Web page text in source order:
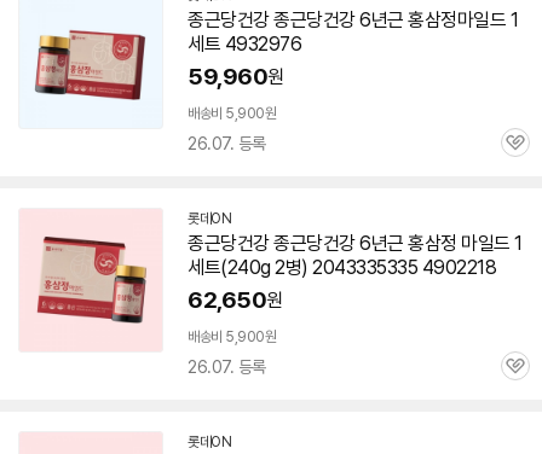
종근당건강 종근당건강6년근 홍삼정마일드 1
세트 4932976
59,960원
배송비 5,900원
26.07. 등록
관
롯데ON
종근당건강 종근당건강6년근 홍삼정 마일드 1
세트(240g 2병) 2043335335 4902218
62,650원
배송비 5,900원
26.07. 등록
관
롯데ON